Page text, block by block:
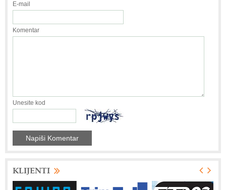
E-mail
Komentar
Unesite kod
KLIJENTI